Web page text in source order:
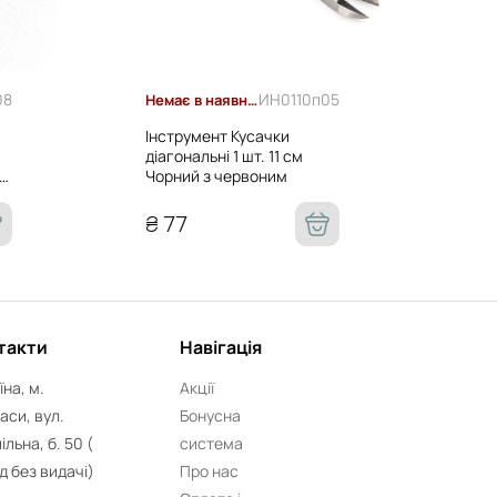
та виконувати акуратні точні маніпуляції
Немає в наявностіИН0110п05
Інструмент Кусачки
діагональні 1 шт. 11 см
Чорний з червоним
₴ 77
м.
вул.
б. 50 (
без видачі)
Навігація
Акції
Бонусна
система
Про нас